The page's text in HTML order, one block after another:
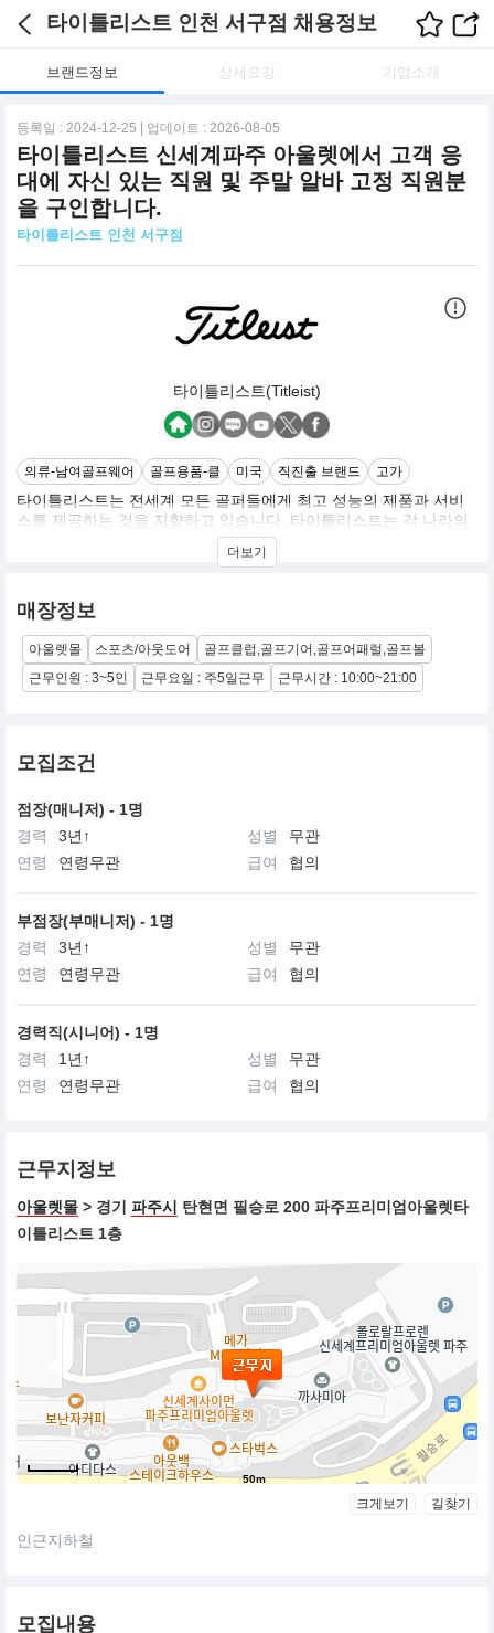
타이틀리스트 인천 서구점 채용정보
브랜드정보 상세요강 기업소개
등록일 : 2024-12-25 | 업데이트 : 2026-08-05
타이틀리스트 신세계파주 아울렛에서 고객 응
대에 자신 있는 직원 및 주말 알바 고정 직원분
을 구인합니다.
타이틀리스트 인천 서구점
타이틀리스트(Titleist)
의류-남여골프웨어 골프용품-클 미국 직진출 브랜드 고가
타이틀리스트는 전세계 모든 골퍼들에게 최고 성능의 제품과 서비
스를 제공하는 것을 지향하고 있습니다. 타이틀리스트는 각 나라의
선수 및 소비자에 초점을 맞춰 최적의 제품 개발과 유통 시스템을 제
공함으로써, 세계화를 추구함과 동시에 각각의 시장에 적합하게 운
타이틀리스트는 최상의 성능과 품질의 제품으로 골퍼들의 만족을
위해 노력하며, 이를 위한 끊임없는 도전과 지원을 기업의 문화로 삼
고 있습니다.
더보기
매장정보
아울렛몰 스포츠/아웃도어
골프클럽,골프기어,골프어패럴,골프볼
근무인원 : 3~5인
근무요일 : 주5일근무 근무시간 : 10:00~21:00
모집조건
점장(매니저) - 1명
경력
3년↑ 성별
무관
연령
연령무관 급여 협의
부점장(부매니저) - 1명
경력
3년↑ 성별
무관
연령
연령무관 급여 협의
경력직(시니어) - 1명
경력
1년↑ 성별
무관
연령
연령무관 급여 협의
근무지정보
아울렛몰 > 경기 파주시
탄현면 필승로 200 파주프리미엄아울렛타
이틀리스트 1층
50m
크게보기 길찾기
인근지하철
모집내용